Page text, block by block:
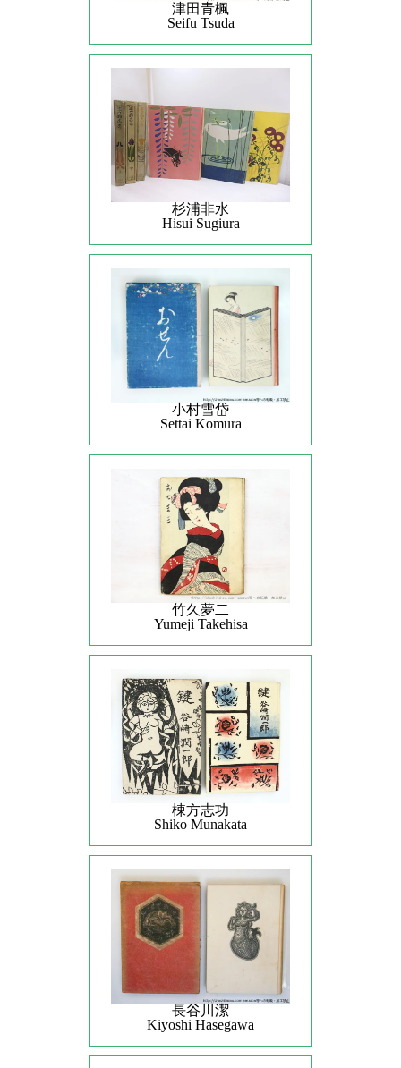
津田青楓
Seifu Tsuda
杉浦非水
Hisui Sugiura
小村雪岱
Settai Komura
竹久夢二
Yumeji Takehisa
棟方志功
Shiko Munakata
長谷川潔
Kiyoshi Hasegawa